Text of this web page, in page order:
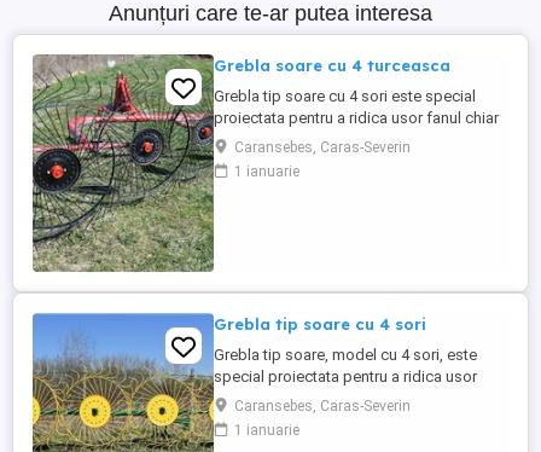
Anunțuri care te-ar putea interesa
Grebla soare cu 4 turceasca
Grebla tip soare cu 4 sori este special
proiectata pentru a ridica usor fanul chiar
de pe un teren accidentat.De asemenea
aceasta grebla poate fi utilizata pentru
adunat,rasfirat sau intors fanul. Transport
Caransebes, Caras-Severin
1 ianuarie
Grebla tip soare cu 4 sori
Grebla tip soare, model cu 4 sori, este
special proiectata pentru a ridica usor
fanul chiar de pe un teren accidentat. De
asemenea aceasta grebla poate fi utilizata
pentru adunat,rasfirat sau intors fanul. La
Caransebes, Caras-Severin
1 ianuarie